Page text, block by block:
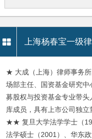
上海杨春宝一级
★ 大成（上海）律师事务
场部主任、国资基金研究
募股权与投资基金专业带
库成员，具有上市公司独立
★★ 复旦大学法学学士（
法学硕士（2001）、华东